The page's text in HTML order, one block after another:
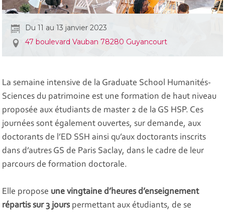
Du 11 au 13 janvier 2023
47 boulevard Vauban 78280 Guyancourt
La semaine intensive de la Graduate School Humanités-
Sciences du patrimoine est une formation de haut niveau
proposée aux étudiants de master 2 de la GS HSP. Ces
journées sont également ouvertes, sur demande, aux
doctorants de l’ED SSH ainsi qu’aux doctorants inscrits
dans d’autres GS de Paris Saclay, dans le cadre de leur
parcours de formation doctorale.
Elle propose une vingtaine d’heures d’enseignement
répartis sur 3 jourspermettant aux étudiants, de se